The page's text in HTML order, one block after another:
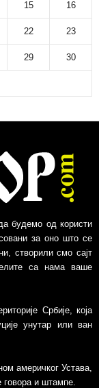
15 16
22 23
29 30
будемо од користи
за оно што се
створили смо сајт
са нама ваше
Србије, којa
унутар или ван
америчког Устава,
говора и штампе.